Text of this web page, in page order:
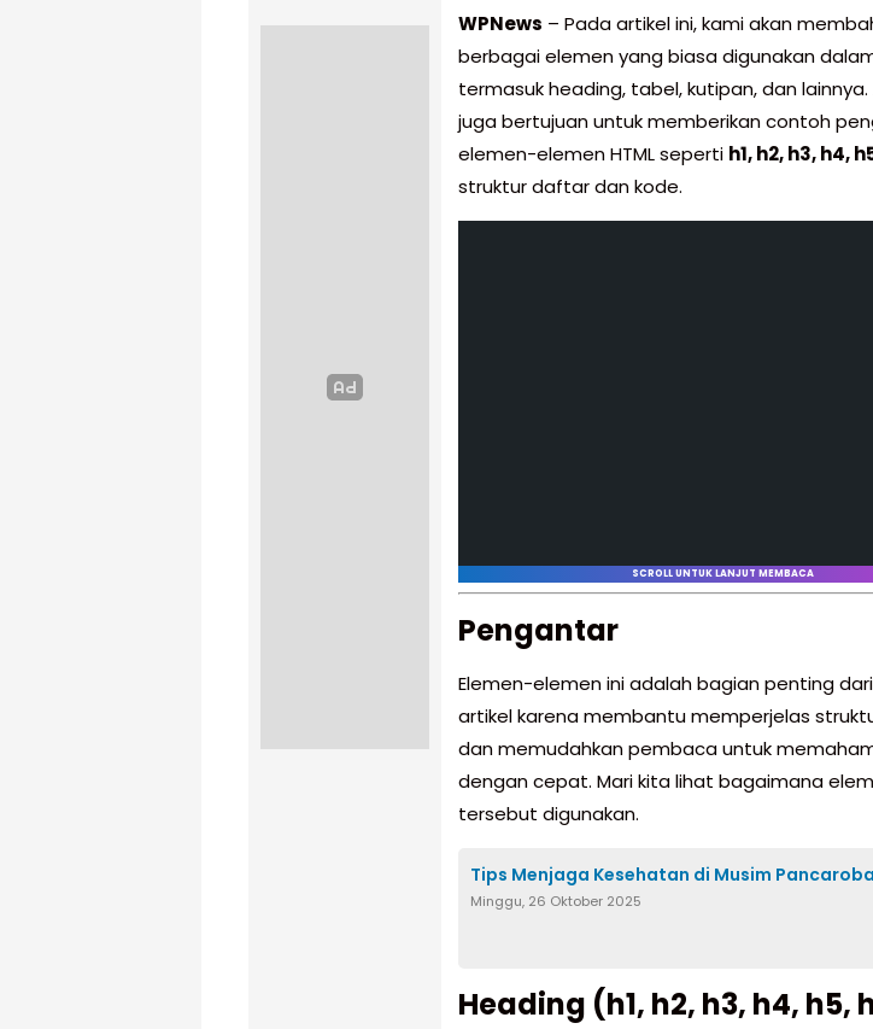
WPNews – Pada artikel ini, kami akan
berbagai elemen yang biasa digunakan
termasuk heading, tabel, kutipan, dan lainnya.
juga bertujuan untuk memberikan contoh
elemen-elemen HTML seperti h1, h2, h3, h4,
struktur daftar dan kode.
SCROLL UNTUK LANJUT MEMBACA
Pengantar
Elemen-elemen ini adalah bagian penting
artikel karena membantu memperjelas
dan memudahkan pembaca untuk
dengan cepat. Mari kita lihat bagaimana
tersebut digunakan.
Tips Menjaga Kesehatan di Musim Pancaroba
Minggu, 26 Oktober 2025
Heading (h1, h2, h3, h4, h5,